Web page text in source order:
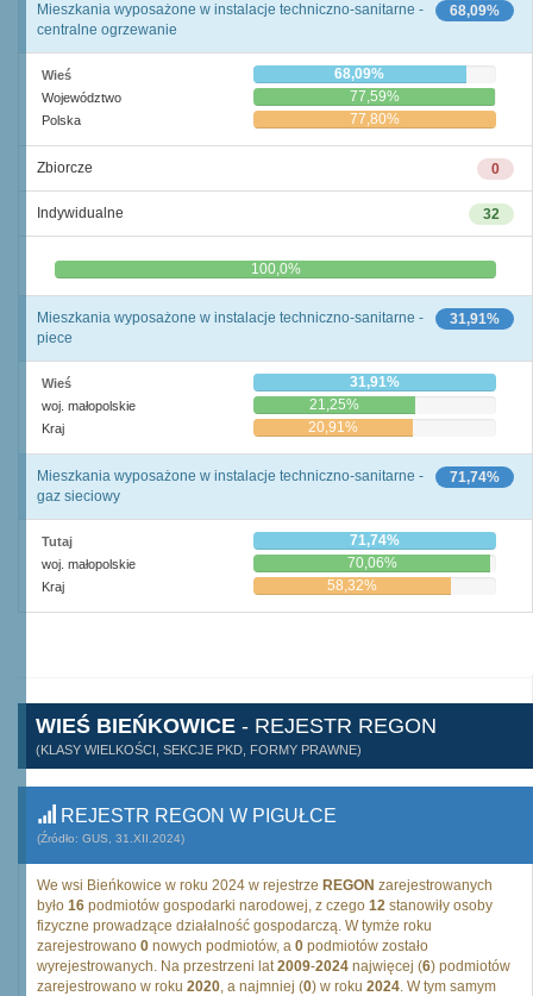
68,09%
Mieszkania wyposażone w instalacje techniczno-sanitarne -
centralne ogrzewanie
Wieś 68,09%
Województwo 77,59%
Polska 77,80%
0
Zbiorcze
32
Indywidualne
0,0% 100,0%
31,91%
Mieszkania wyposażone w instalacje techniczno-sanitarne -
piece
Wieś 31,91%
woj. małopolskie 21,25%
Kraj 20,91%
71,74%
Mieszkania wyposażone w instalacje techniczno-sanitarne -
gaz sieciowy
Tutaj 71,74%
woj. małopolskie 70,06%
Kraj 58,32%
WIEŚ BIEŃKOWICE - REJESTR REGON
(KLASY WIELKOŚCI, SEKCJE PKD, FORMY PRAWNE)
REJESTR REGON W PIGUŁCE
(Źródło: GUS, 31.XII.2024)
We wsi Bieńkowice w roku 2024 w rejestrze REGON zarejestrowanych
było 16 podmiotów gospodarki narodowej, z czego 12 stanowiły osoby
fizyczne prowadzące działalność gospodarczą. W tymże roku
zarejestrowano 0 nowych podmiotów, a 0 podmiotów zostało
wyrejestrowanych. Na przestrzeni lat2009-2024 najwięcej (6) podmiotów
zarejestrowano w roku 2020, a najmniej (0) w roku 2024. W tym samym